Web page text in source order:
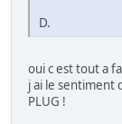
D.
oui c est tout a
j ai le sentiment
PLUG !